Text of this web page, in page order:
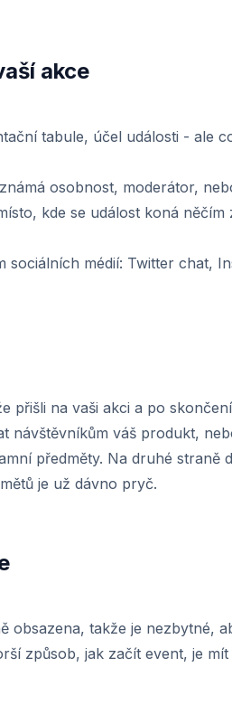
akce
tabule, účel události - ale
osobnost, moderátor,
kde se událost koná něčím
médií: Twitter chat,
přišli na vaši akci a po
návštěvníkům váš produkt,
předměty. Na druhé
je už dávno pryč.
obsazena, takže je nezbytné,
způsob, jak začít event, je